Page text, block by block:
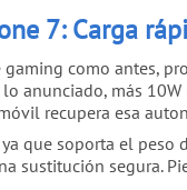
7: Carga
como antes,
anunciado, más 10W
recupera esa
que soporta el
sustitución segura.